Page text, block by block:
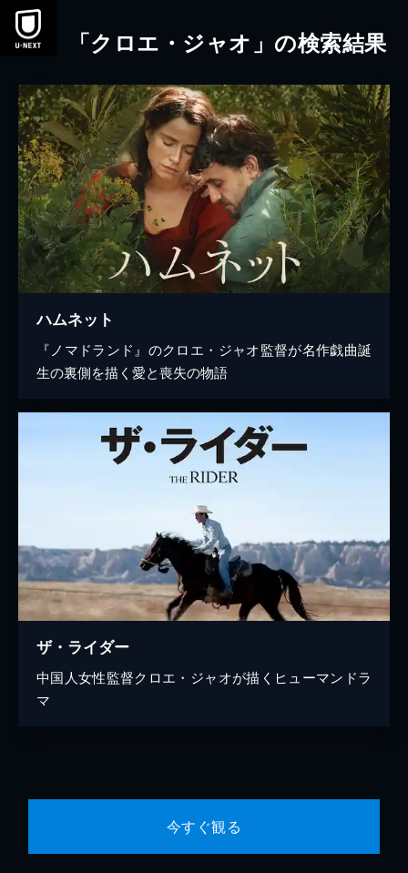
本文へスキップ
「クロエ・ジャオ」の検索結果
ハムネット
『ノマドランド』のクロエ・ジャオ監督が名作戯曲誕
生の裏側を描く愛と喪失の物語
ザ・ライダー
中国人女性監督クロエ・ジャオが描くヒューマンドラ
マ
今すぐ観る